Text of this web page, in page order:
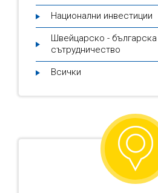
Национални инвестиции
Швейцарско -
сътрудничество
Всички